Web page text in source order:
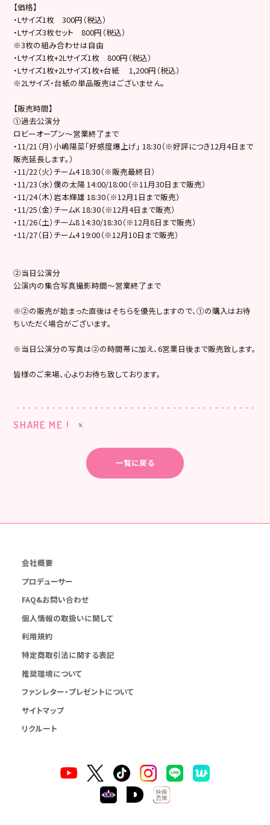
【価格】
・Lサイズ1枚 300円（税込）
・Lサイズ3枚セット 800円（税込）
※3枚の組み合わせは自由
・Lサイズ1枚+2Lサイズ1枚 800円（税込）
・Lサイズ1枚+2Lサイズ1枚+台紙 1,200円（税込）
※2Lサイズ・台紙の単品販売はございません。
【販売時間】
①過去公演分
ロビーオープン～営業終了まで
・11/21（月）小嶋陽菜「好感度爆上げ」 18:30（※好評につき12月4日まで
販売延長します。）
・11/22（火）チーム4 18:30（※販売最終日）
・11/23（水）僕の太陽 14:00/18:00（※11月30日まで販売）
・11/24（木）岩本輝雄 18:30（※12月1日まで販売）
・11/25（金）チームK 18:30（※12月4日まで販売）
・11/26（土）チーム8 14:30/18:30（※12月8日まで販売）
・11/27（日）チーム4 19:00（※12月10日まで販売）
②当日公演分
公演内の集合写真撮影時間～営業終了まで
※②の販売が始まった直後はそちらを優先しますので、①の購入はお待
ちいただく場合がございます。
※当日公演分の写真は②の時間帯に加え、6営業日後まで販売致します。
皆様のご来場、心よりお待ち致しております。
SHARE ME !
一覧に戻る
会社概要
プロデューサー
FAQ&お問い合わせ
個人情報の取扱いに関して
利用規約
特定商取引法に関する表記
推奨環境について
ファンレター・プレゼントについて
サイトマップ
リクルート